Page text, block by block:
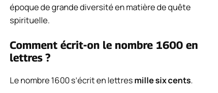
époque de grande diversité en matière de quête
spirituelle.
Comment écrit-on le nombre 1600 en
lettres ?
Le nombre 1600 s’écrit en lettresmille six cents.